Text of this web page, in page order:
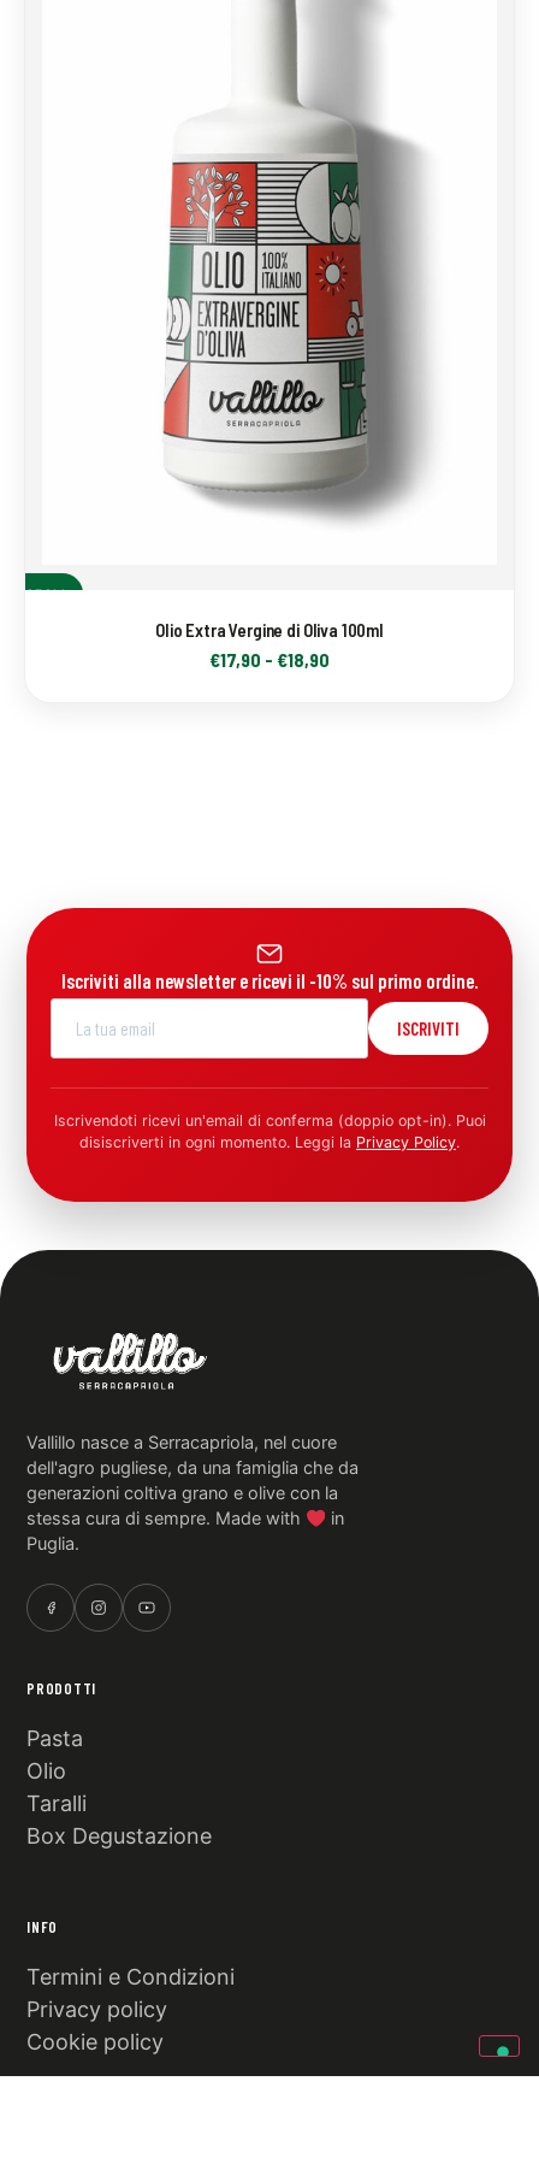
SCEGLI
Olio Extra Vergine di Oliva 100ml
€17,90 - €18,90
Iscriviti alla newsletter e ricevi il -10% sul primo ordine.
ISCRIVITI
Iscrivendoti ricevi un'email di conferma (doppio opt-in). Puoi
disiscriverti in ogni momento. Leggi la Privacy Policy.
Vallillo nasce a Serracapriola, nel cuore
dell'agro pugliese, da una famiglia che da
generazioni coltiva grano e olive con la
stessa cura di sempre. Made with
in
Puglia.
PRODOTTI
Pasta
Olio
Taralli
Box Degustazione
INFO
Termini e Condizioni
Privacy policy
Cookie policy